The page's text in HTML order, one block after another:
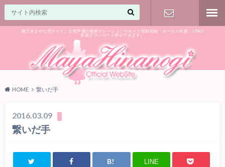
雛乃木まや公式サイト。女性声優の動画ナレーションやボイス収録依頼・ボーカル依頼、UTAU
音源ダウンロード等ができます。
気軽に♪
HOME 繋いだ手
2016.03.09
繋いだ手
LINE